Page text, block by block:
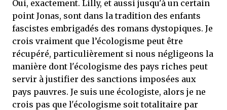
Oui, exactement. Lilly, et aussi jusqu'à un certain
point Jonas, sont dans la tradition des enfants
fascistes embrigadés des romans dystopiques. Je
crois vraiment que l’écologisme peut être
récupéré, particulièrement si nous négligeons la
manière dont l'écologisme des pays riches peut
servir à justifier des sanctions imposées aux
pays pauvres. Je suis une écologiste, alors je ne
crois pas que l'écologisme soit totalitaire par